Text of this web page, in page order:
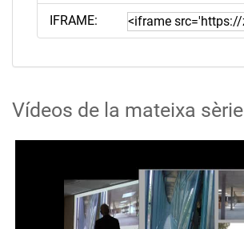
IFRAME:
Vídeos de la mateixa sèrie